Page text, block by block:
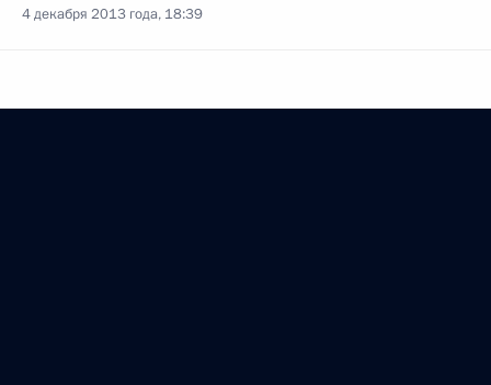
4 декабря 2013 года, 18:39